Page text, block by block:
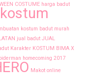
COSTUME harga badut
kostum badut murah
jual badut JUAL
Karakter KOSTUM BIMA X
homecoming 2017
Makot online